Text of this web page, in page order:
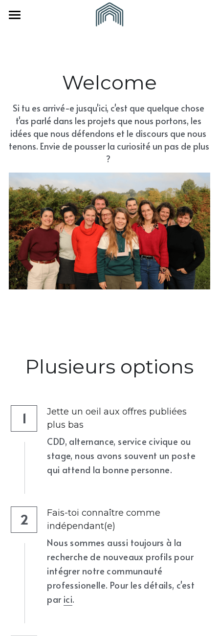
L'Equipe
Nos partenaires
Revue de presse
Une collectivité
Un(e) indépendant(e)
Nous rejoindre
CONTACT
Welcome
Si tu es arrivé-e jusqu'ici, c'est que quelque chose
t'as parlé dans les projets que nous portons, les
idées que nous défendons et le discours que nous
tenons. Envie de pousser la curiosité un pas de plus
?
Plusieurs options
1
Jette un oeil aux offres publiées
plus bas
CDD, alternance, service civique ou
stage, nous avons souvent un poste
qui attend la bonne personne.
2
Fais-toi connaître comme
indépendant(e)
Nous sommes aussi toujours à la
recherche de nouveaux profils pour
intégrer notre communauté
professionelle. Pour les détails, c'est
par ici.
CATÉGORIES DE BLOG
Julien Chuine